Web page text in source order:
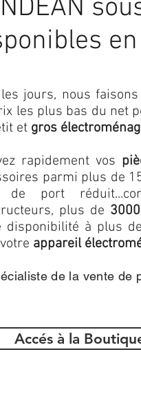
Accés à la
les jours, nous
les plus bas du net
et gros
rapidement vos
parmi plus de
de port
plus de
disponibilité à plus
appareil
de la vente de